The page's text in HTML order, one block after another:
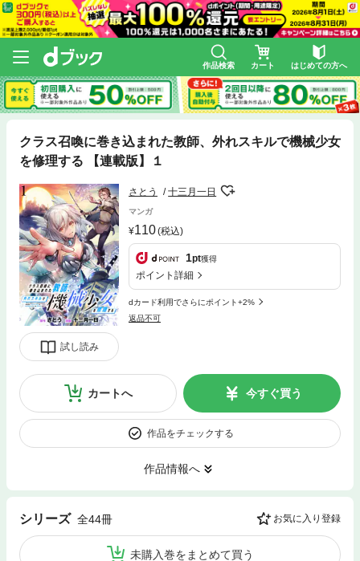
作品検索 カート はじめての方へ
クラス召喚に巻き込まれた教師、外れスキルで機械少女
を修理する 【連載版】１
試し読み
さとう 十三月一日
マンガ
110(税込)
1pt獲得
ポイント詳細
dカード利用でさらにポイント+2%
返品不可
カートへ 今すぐ買う
作品をチェックする
作品情報へ
シリーズ 全44冊 お気に入り登録
未購入巻をまとめて買う